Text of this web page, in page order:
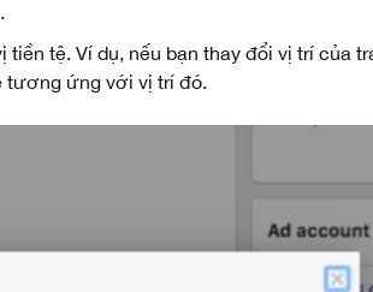
tệ. Ví dụ, nếu bạn thay đổi vị trí của
tương ứng với vị trí đó.